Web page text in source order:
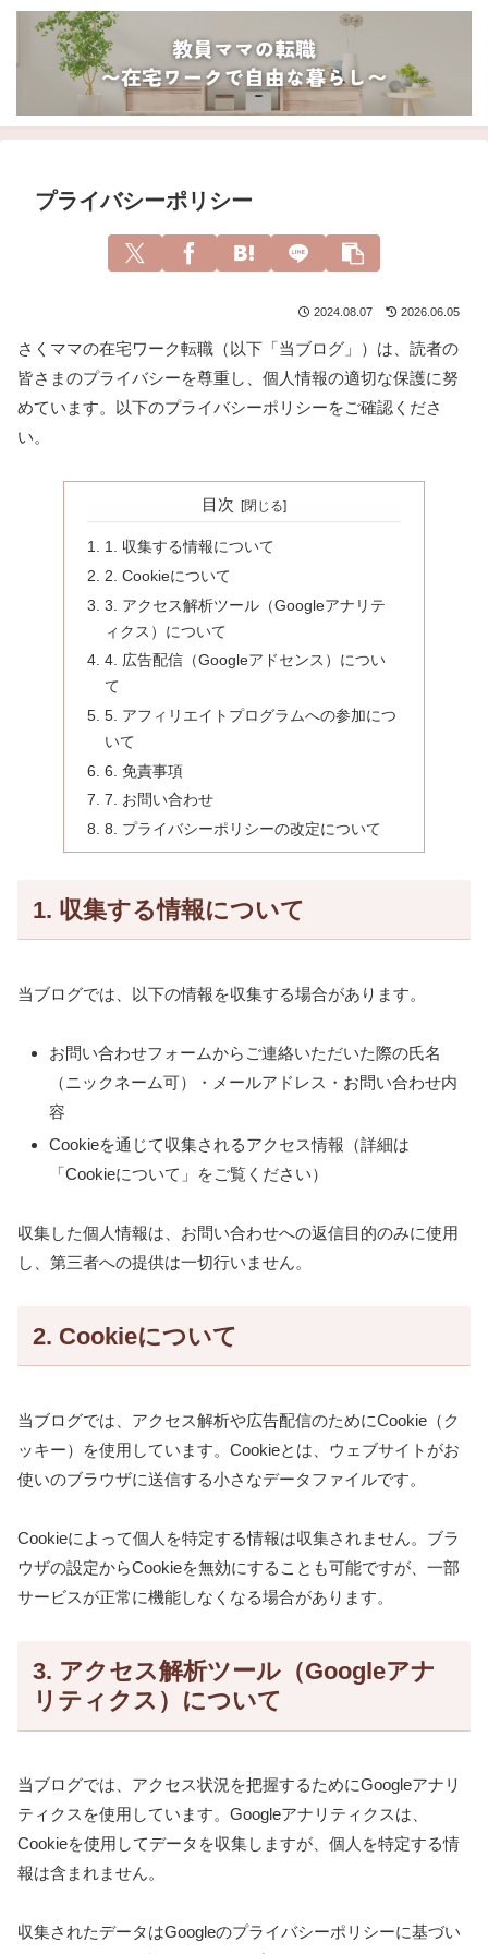
プライバシーポリシー
2024.08.07 2026.06.05
さくママの在宅ワーク転職（以下「当ブログ」）は、読者の
皆さまのプライバシーを尊重し、個人情報の適切な保護に努
めています。以下のプライバシーポリシーをご確認くださ
い。
目次
1. 収集する情報について
2. Cookieについて
3. アクセス解析ツール（Googleアナリテ
ィクス）について
4. 広告配信（Googleアドセンス）につい
て
5. アフィリエイトプログラムへの参加につ
いて
6. 免責事項
7. お問い合わせ
8. プライバシーポリシーの改定について
1. 収集する情報について
当ブログでは、以下の情報を収集する場合があります。
お問い合わせフォームからご連絡いただいた際の氏名
（ニックネーム可）・メールアドレス・お問い合わせ内
容
Cookieを通じて収集されるアクセス情報（詳細は
「Cookieについて」をご覧ください）
収集した個人情報は、お問い合わせへの返信目的のみに使用
し、第三者への提供は一切行いません。
2. Cookieについて
当ブログでは、アクセス解析や広告配信のためにCookie（ク
ッキー）を使用しています。Cookieとは、ウェブサイトがお
使いのブラウザに送信する小さなデータファイルです。
Cookieによって個人を特定する情報は収集されません。ブラ
ウザの設定からCookieを無効にすることも可能ですが、一部
サービスが正常に機能しなくなる場合があります。
3. アクセス解析ツール（Googleアナ
リティクス）について
当ブログでは、アクセス状況を把握するためにGoogleアナリ
ティクスを使用しています。Googleアナリティクスは、
Cookieを使用してデータを収集しますが、個人を特定する情
報は含まれません。
収集されたデータはGoogleのプライバシーポリシーに基づい